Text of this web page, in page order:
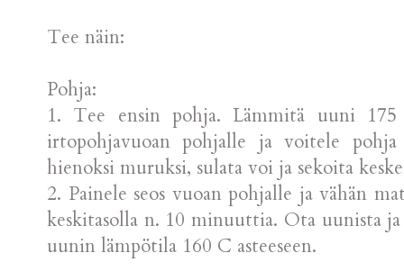
Tee näin:
Pohja:
1. Tee ensin pohja. Lämmitä uuni 175
irtopohjavuoan pohjalle ja voitele
hienoksi muruksi, sulata voi ja sekoita
2. Painele seos vuoan pohjalle ja vähän
keskitasolla n. 10 minuuttia. Ota uunista
uunin lämpötila 160 C asteeseen.